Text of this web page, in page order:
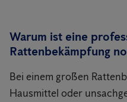
Warum ist eine
Rattenbekämpfung
Bei einem großen
Hausmittel oder